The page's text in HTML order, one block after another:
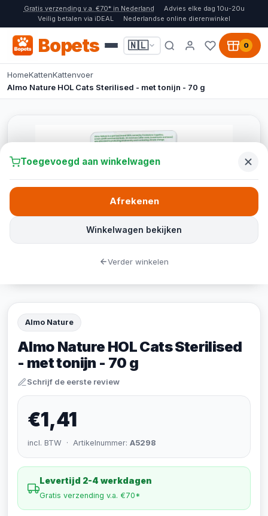
Gratis verzending v.a. €70* in Nederland
Advies elke dag 10u-20u
Veilig betalen via iDEAL
Nederlandse online dierenwinkel
Bopets 🇳🇱 0
HomeKattenKattenvoer
Almo Nature HOL Cats Sterilised - met tonijn - 70 g
Almo Nature
Almo Nature HOL Cats Sterilised
- met tonijn - 70 g
Schrijf de eerste review
€1,41
incl. BTW · Artikelnummer: A5298
Levertijd 2-4 werkdagen
Gratis verzending v.a. €70*
Toegevoegd aan winkelwagen
Winkelwagen bekijken
Afrekenen
Verder winkelen